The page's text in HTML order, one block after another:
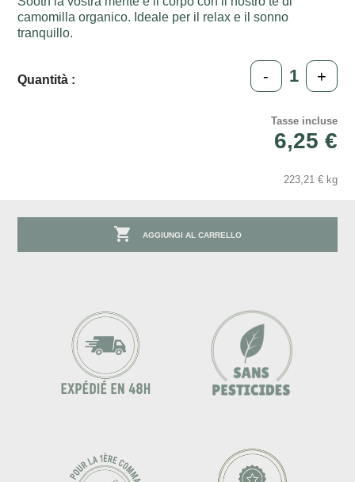
camomilla organico. Ideale per il relax e il sonno
tranquillo.
Quantità : - +
Tasse incluse
6,25 €
223,21 € kg
 AGGIUNGI AL CARRELLO